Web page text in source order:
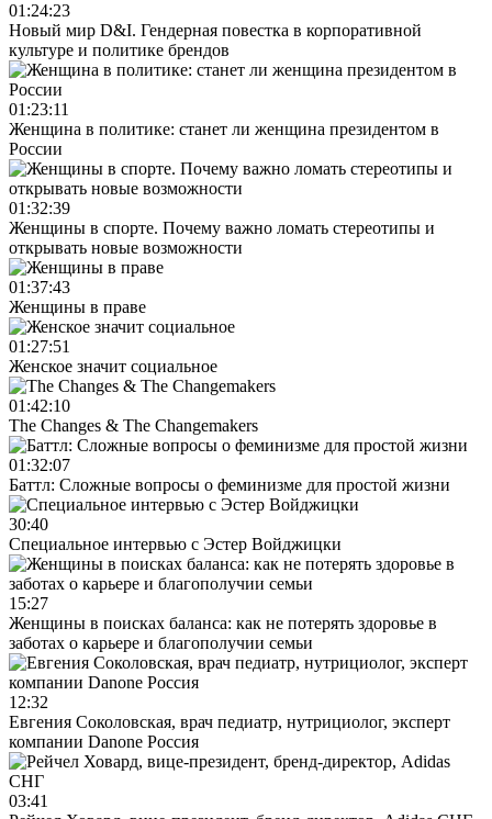
01:24:23
Новый мир D&I. Гендерная повестка в корпоративной
культуре и политике брендов
01:23:11
Женщина в политике: станет ли женщина президентом в
России
01:32:39
Женщины в спорте. Почему важно ломать стереотипы и
открывать новые возможности
01:37:43
Женщины в праве
01:27:51
Женское значит социальное
01:42:10
The Changes & The Changemakers
01:32:07
Баттл: Сложные вопросы о феминизме для простой жизни
30:40
Специальное интервью с Эстер Войджицки
15:27
Женщины в поисках баланса: как не потерять здоровье в
заботах о карьере и благополучии семьи
12:32
Евгения Соколовская, врач педиатр, нутрициолог, эксперт
компании Danone Россия
03:41